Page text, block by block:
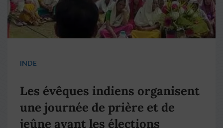
INDE
Les évêques indiens organisent
une journée de prière et de
jeûne avant les élections